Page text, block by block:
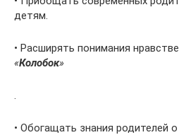
детям.
• Расширять понимания
«Колобок»
.
• Обогащать знания родителей